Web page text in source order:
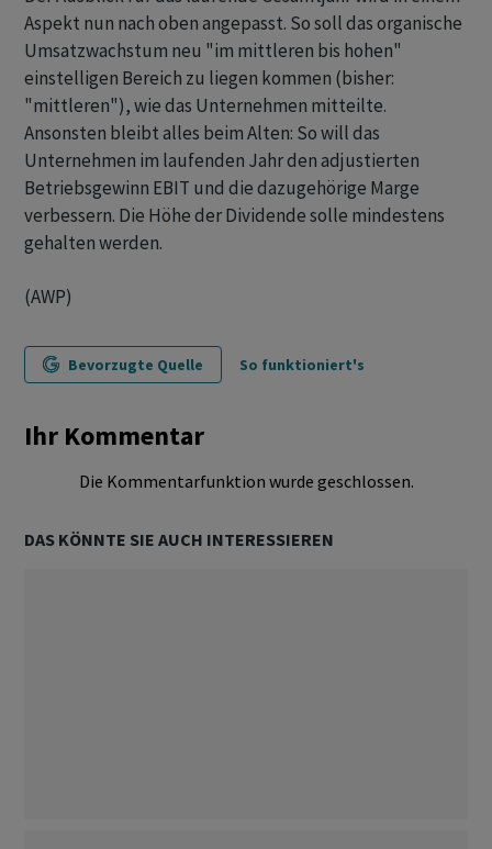
Aspekt nun nach oben angepasst. So soll das organische
Umsatzwachstum neu "im mittleren bis hohen"
einstelligen Bereich zu liegen kommen (bisher:
"mittleren"), wie das Unternehmen mitteilte.
Ansonsten bleibt alles beim Alten: So will das
Unternehmen im laufenden Jahr den adjustierten
Betriebsgewinn EBIT und die dazugehörige Marge
verbessern. Die Höhe der Dividende solle mindestens
gehalten werden.
(AWP)
Bevorzugte Quelle So funktioniert's
Ihr Kommentar
Die Kommentarfunktion wurde geschlossen.
DAS KÖNNTE SIE AUCH INTERESSIEREN